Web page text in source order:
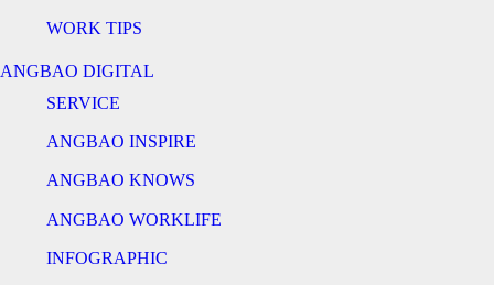
WORK TIPS
ANGBAO DIGITAL
SERVICE
ANGBAO INSPIRE
ANGBAO KNOWS
ANGBAO WORKLIFE
INFOGRAPHIC